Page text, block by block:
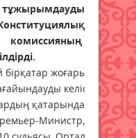
жоғары
келісуге
қатарында
Министр,